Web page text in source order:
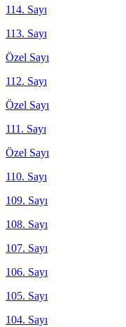
114. Sayı
113. Sayı
Özel Sayı
112. Sayı
Özel Sayı
111. Sayı
Özel Sayı
110. Sayı
109. Sayı
108. Sayı
107. Sayı
106. Sayı
105. Sayı
104. Sayı